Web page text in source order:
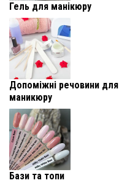
Гель для манікюру
Допоміжні речовини для
маникюру
Бази та топи